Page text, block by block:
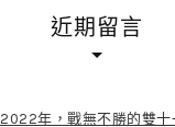
近期留言
2022年，戰無不勝的雙十